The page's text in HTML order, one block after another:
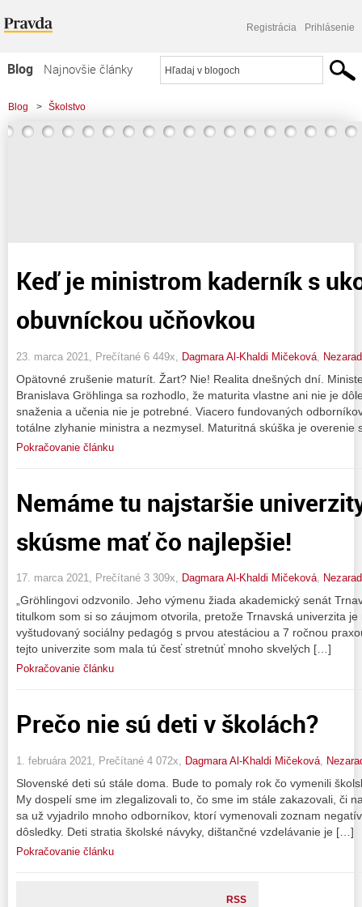
Registrácia Prihlásenie
Blog
Najnovšie články
Najčítanejšie články
Najkomentovanejšie články
Blog > Školstvo
Keď je ministrom kaderník s
obuvníckou učňovkou
23. marca 2021, Prečítané 6 449x, Dagmara Al-Khaldi Mičeková
Opätovné zrušenie maturít. Žart? Nie! Realita dnešných dní.
Branislava Gröhlinga sa rozhodlo, že maturita vlastne ani nie je
snaženia a učenia nie je potrebné. Viacero fundovaných
totálne zlyhanie ministra a nezmysel. Maturitná skúška je overenie
Pokračovanie článku
Nemáme tu najstaršie
skúsme mať čo najlepšie!
17. marca 2021, Prečítané 3 309x, Dagmara Al-Khaldi Mičeková,
„Gröhlingovi odzvonilo. Jeho výmenu žiada akademický senát
titulkom som si so záujmom otvorila, pretože Trnavská univerzita je
vyštudovaný sociálny pedagóg s prvou atestáciou a 7 ročnou
tejto univerzite som mala tú česť stretnúť mnoho skvelých […]
Pokračovanie článku
Prečo nie sú deti v školách?
1. februára 2021, Prečítané 4 072x, Dagmara Al-Khaldi Mičeková
Slovenské deti sú stále doma. Bude to pomaly rok čo vymenili
My dospelí sme im zlegalizovali to, čo sme im stále zakazovali, či
sa už vyjadrilo mnoho odborníkov, ktorí vymenovali zoznam
dôsledky. Deti stratia školské návyky, dištančné vzdelávanie je […]
Pokračovanie článku
RSS